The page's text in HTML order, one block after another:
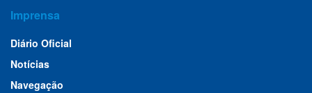
Imprensa
Diário Oficial
Notícias
Navegação